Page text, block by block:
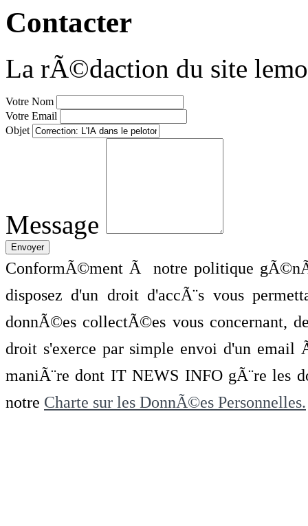
Contacter
La rÃ©daction du site
Votre Nom
Votre Email
Objet
Message
ConformÃ©ment Ã notre politique
disposez d'un droit d'accÃ¨s vous
donnÃ©es collectÃ©es vous concernant,
droit s'exerce par simple envoi d'un
maniÃ¨re dont IT NEWS INFO gÃ¨re les
notre Charte sur les DonnÃ©es Personnelles.